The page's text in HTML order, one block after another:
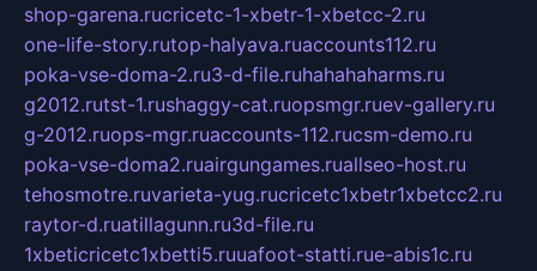
shop-garena.rucricetc-1-xbetr-1-xbetcc-2.ru
one-life-story.rutop-halyava.ruaccounts112.ru
poka-vse-doma-2.ru3-d-file.ruhahahaharms.ru
g2012.rutst-1.rushaggy-cat.ruopsmgr.ruev-gallery.ru
g-2012.ruops-mgr.ruaccounts-112.rucsm-demo.ru
poka-vse-doma2.ruairgungames.ruallseo-host.ru
tehosmotre.ruvarieta-yug.rucricetc1xbetr1xbetcc2.ru
raytor-d.ruatillagunn.ru3d-file.ru
1xbeticricetc1xbetti5.ruuafoot-statti.rue-abis1c.ru